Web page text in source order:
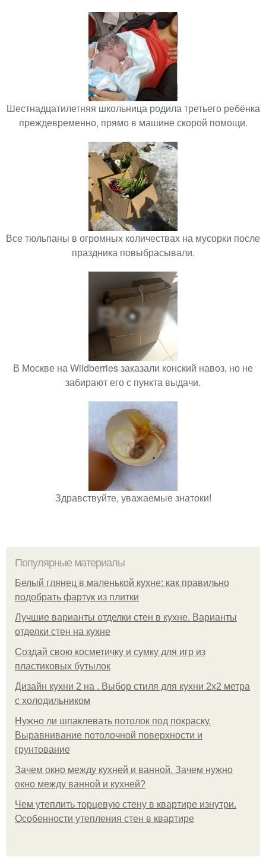
Шестнадцатилетняя школьница родила третьего ребёнка
преждевременно, прямо в машине скорой помощи.
Все тюльпаны в огромных количествах на мусорки после
праздника повыбрасывали.
В Москве на Wildberries заказали конский навоз, но не
забирают его с пункта выдачи.
Здравствуйте, уважаемые знатоки!
Популярные материалы
Белый глянец в маленькой кухне: как правильно
подобрать фартук из плитки
Лучшие варианты отделки стен в кухне. Варианты
отделки стен на кухне
Создай свою косметичку и сумку для игр из
пластиковых бутылок
Дизайн кухни 2 на . Выбор стиля для кухни 2х2 метра
с холодильником
Нужно ли шпаклевать потолок под покраску.
Выравнивание потолочной поверхности и
грунтование
Зачем окно между кухней и ванной. Зачем нужно
окно между ванной и кухней?
Чем утеплить торцевую стену в квартире изнутри.
Особенности утепления стен в квартире